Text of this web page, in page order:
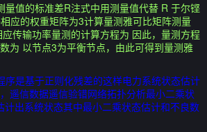
量值的标准差R注式中用测量值代替 R 于尔铿
应的权重矩阵为3计算量测雅可比矩阵测量
传输功率量测的计算方程为 因此，量测方程
为 以节点3为平衡节点，由此可得到量测雅
序是基于正则化残差的这样电力系统状态估计
遥信数据遥信验错网络拓扑分析最小二乘状
计出系统状态其中最小二乘状态估计和不良数